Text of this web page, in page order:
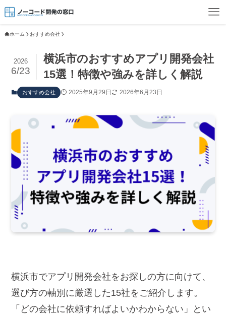
ホーム おすすめ会社
横浜市のおすすめアプリ開発会社
15選！特徴や強みを詳しく解説
2026
6/23
おすすめ会社 2025年9月29日 2026年6月23日
横浜市でアプリ開発会社をお探しの方に向けて、
選び方の軸別に厳選した15社をご紹介します。
「どの会社に依頼すればよいかわからない」とい